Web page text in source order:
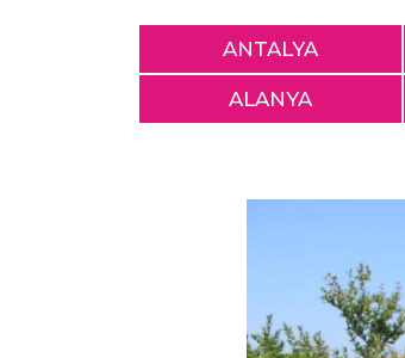
ANTALYA
ALANYA